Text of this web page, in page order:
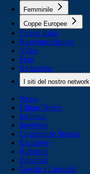
Femminile
Coppe Europee
Coppa Italia
Rassegna Stampa
Video
Foto
Redazione
I siti del nostro network
News
Ultime News
Infortuni
Interviste
Conferenze Stampa
Esclusive
Rubriche
Editoriali
Gossip e Curiosità